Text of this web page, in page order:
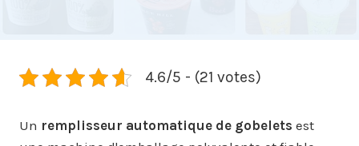
4.6/5 - (21 votes)
Un remplisseur automatique de gobelets est